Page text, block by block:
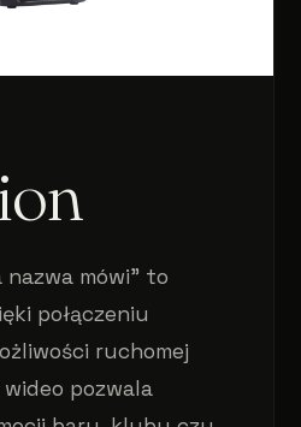
nazwa mówi” to
połączeniu
ruchomej
pozwala